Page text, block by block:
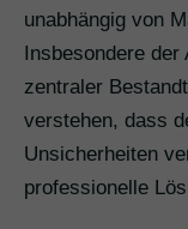
unabhängig von
Insbesondere der
zentraler
verstehen, dass
Unsicherheiten
professionelle